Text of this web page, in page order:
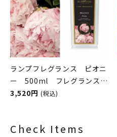
ランプフレグランス ピオニ
ー 500ml フレグランスラ
ンプ用オイル
3,520円 (税込)
Check Items